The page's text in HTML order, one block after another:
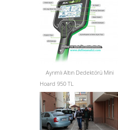
Ayrımlı Altın Dedektörü Mini
Hoard 950 TL